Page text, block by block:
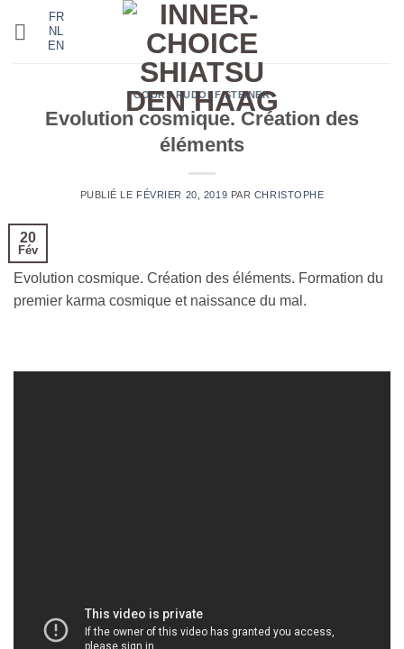
FR
NL
EN
COURS,RUDOLF STEINER
Evolution cosmique. Création des
éléments
PUBLIÉ LE FÉVRIER 20, 2019 PAR CHRISTOPHE
20
Fév
Evolution cosmique. Création des éléments. Formation du
premier karma cosmique et naissance du mal.